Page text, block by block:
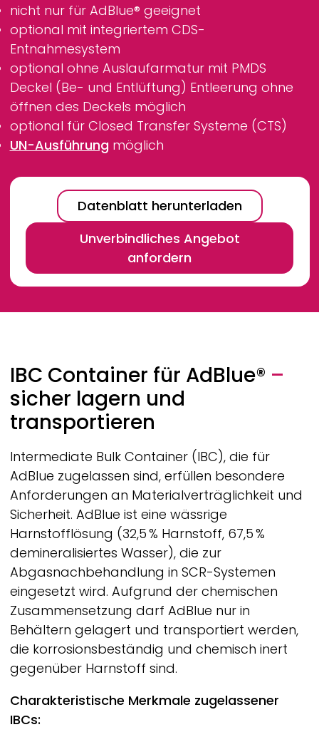
nicht nur für AdBlue® geeignet
optional mit integriertem CDS-
Entnahmesystem
optional ohne Auslaufarmatur mit PMDS
Deckel (Be- und Entlüftung) Entleerung ohne
öffnen des Deckels möglich
optional für Closed Transfer Systeme (CTS)
UN-Ausführung möglich
Datenblatt herunterladen
Unverbindliches Angebot
anfordern
IBC Container für AdBlue® –
sicher lagern und
transportieren
Intermediate Bulk Container (IBC), die für
AdBlue zugelassen sind, erfüllen besondere
Anforderungen an Materialverträglichkeit und
Sicherheit. AdBlue ist eine wässrige
Harnstofflösung (32,5 % Harnstoff, 67,5 %
demineralisiertes Wasser), die zur
Abgasnachbehandlung in SCR-Systemen
eingesetzt wird. Aufgrund der chemischen
Zusammensetzung darf AdBlue nur in
Behältern gelagert und transportiert werden,
die korrosionsbeständig und chemisch inert
gegenüber Harnstoff sind.
Charakteristische Merkmale zugelassener
IBCs: